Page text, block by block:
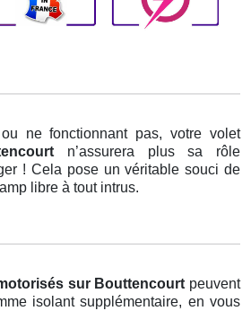
ne fonctionnant pas, votre volet
n’assurera plus sa rôle
! Cela pose un véritable souci de
libre à tout intrus.
sur Bouttencourt peuvent
isolant supplémentaire, en vous